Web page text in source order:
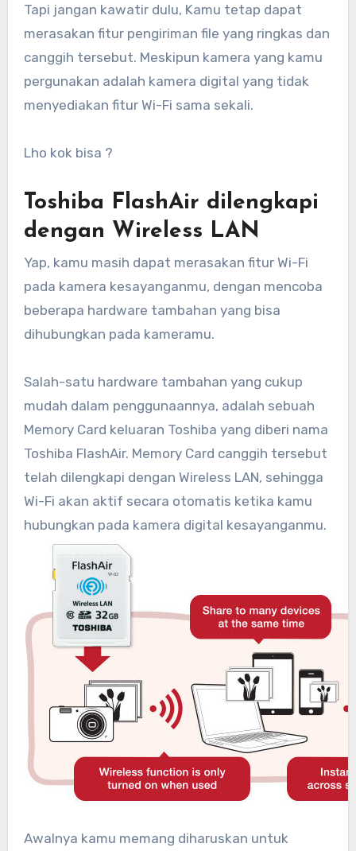
Tapi jangan kawatir dulu, Kamu tetap dapat
merasakan fitur pengiriman file yang ringkas dan
canggih tersebut. Meskipun kamera yang kamu
pergunakan adalah kamera digital yang tidak
menyediakan fitur Wi-Fi sama sekali.
Lho kok bisa ?
Toshiba FlashAir dilengkapi
dengan Wireless LAN
Yap, kamu masih dapat merasakan fitur Wi-Fi
pada kamera kesayanganmu, dengan mencoba
beberapa hardware tambahan yang bisa
dihubungkan pada kameramu.
Salah-satu hardware tambahan yang cukup
mudah dalam penggunaannya, adalah sebuah
Memory Card keluaran Toshiba yang diberi nama
Toshiba FlashAir. Memory Card canggih tersebut
telah dilengkapi dengan Wireless LAN, sehingga
Wi-Fi akan aktif secara otomatis ketika kamu
hubungkan pada kamera digital kesayanganmu.
Awalnya kamu memang diharuskan untuk